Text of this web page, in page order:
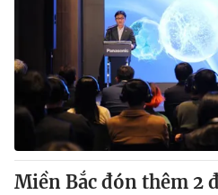
Miền Bắc đón thêm 2